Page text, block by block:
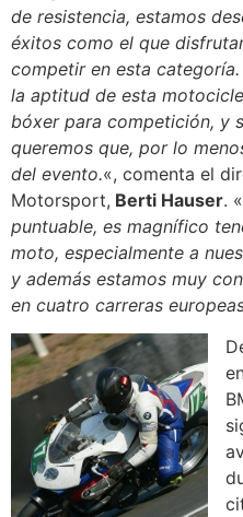
de resistencia, estamos
éxitos como el que
competir en esta
la aptitud de esta
bóxer para competición, y
queremos que, por lo
del evento.«, comenta el
Motorsport, Berti Hauser. «
puntuable, es magnífico
moto, especialmente a
y además estamos muy
en cuatro carreras